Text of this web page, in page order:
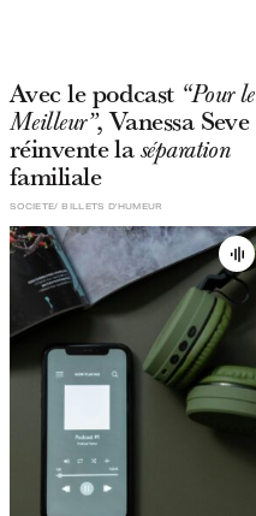
Avec le podcast “Pour le
Meilleur”, Vanessa Seve
réinvente laséparation
familiale
BILLETS D'HUMEUR
SOCIETE